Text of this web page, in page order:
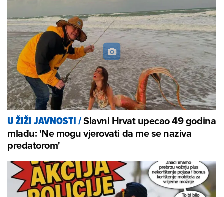
U ŽIŽI JAVNOSTI/Slavni Hrvat upecao 49 godina
mlađu: 'Ne mogu vjerovati da me se naziva
predatorom'